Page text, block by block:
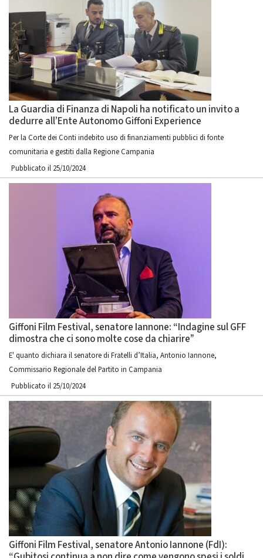
La Guardia di Finanza di Napoli ha notificato un invito a
dedurre all’Ente Autonomo Giffoni Experience
Per la Corte dei Conti indebito uso di finanziamenti pubblici di fonte
comunitaria e gestiti dalla Regione Campania
Pubblicato il 25/10/2024
Giffoni Film Festival, senatore Iannone: “Indagine sul GFF
dimostra che ci sono molte cose da chiarire”
E' quanto dichiara il senatore di Fratelli d’Italia, Antonio Iannone,
Commissario Regionale del Partito in Campania
Pubblicato il 25/10/2024
Giffoni Film Festival, senatore Antonio Iannone (FdI):